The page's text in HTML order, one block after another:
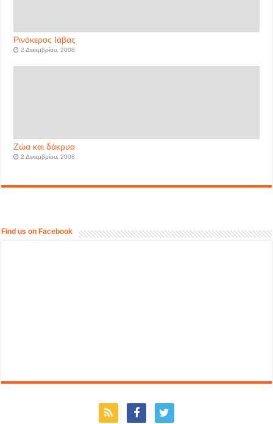
Ρινόκερος Ιάβας
2 Δεκεμβρίου, 2008
Ζώα και δάκρυα
2 Δεκεμβρίου, 2008
Find us on Facebook